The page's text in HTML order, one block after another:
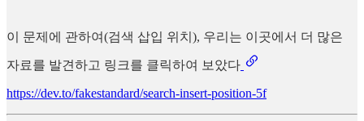
이 문제에 관하여(검색 삽입 위치), 우리는 이곳에서 더 많은
자료를 발견하고 링크를 클릭하여 보았다
https://dev.to/fakestandard/search-insert-position-5f